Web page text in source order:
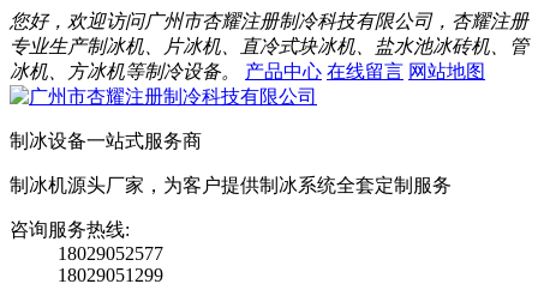
您好，欢迎访问广州市杏耀注册制冷科技有限公司，杏耀注册
专业生产制冰机、片冰机、直冷式块冰机、盐水池冰砖机、管
冰机、方冰机等制冷设备。
产品中心 在线留言 网站地图
制冰设备一站式服务商
制冰机源头厂家，为客户提供制冰系统全套定制服务
咨询服务热线:
18029052577
18029051299